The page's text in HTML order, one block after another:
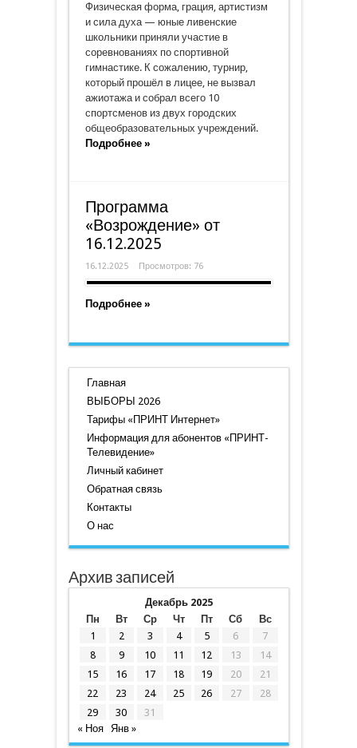
Физическая форма, грация, артистизм
и сила духа — юные ливенские
школьники приняли участие в
соревнованиях по спортивной
гимнастике. К сожалению, турнир,
который прошёл в лицее, не вызвал
ажиотажа и собрал всего 10
спортсменов из двух городских
общеобразовательных учреждений.
Подробнее »
Программа
«Возрождение» от
16.12.2025
16.12.2025 Просмотров: 76
Подробнее »
Главная
ВЫБОРЫ 2026
Тарифы «ПРИНТ Интернет»
Информация для абонентов «ПРИНТ-
Телевидение»
Личный кабинет
Обратная связь
Контакты
О нас
Архив записей
Декабрь 2025
Пн
Вт Ср Чт Пт Сб
Вс
1
2 3 4 5 6
7
8
9 10 11 12 13
14
15
16 17 18 19 20
21
22
23 24 25 26 27
28
29
30
31
« Ноя
Янв »